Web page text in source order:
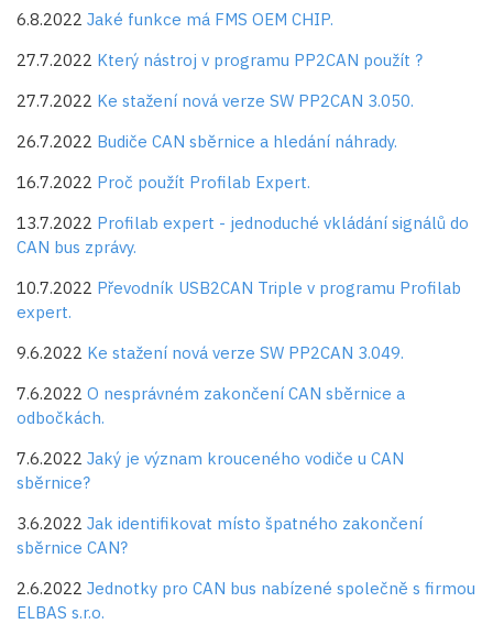
6.8.2022 Jaké funkce má FMS OEM CHIP.
27.7.2022 Který nástroj v programu PP2CAN použít ?
27.7.2022 Ke stažení nová verze SW PP2CAN 3.050.
26.7.2022 Budiče CAN sběrnice a hledání náhrady.
16.7.2022 Proč použít Profilab Expert.
13.7.2022 Profilab expert - jednoduché vkládání signálů do
CAN bus zprávy.
10.7.2022 Převodník USB2CAN Triple v programu Profilab
expert.
9.6.2022 Ke stažení nová verze SW PP2CAN 3.049.
7.6.2022 O nesprávném zakončení CAN sběrnice a
odbočkách.
7.6.2022 Jaký je význam krouceného vodiče u CAN
sběrnice?
3.6.2022 Jak identifikovat místo špatného zakončení
sběrnice CAN?
2.6.2022 Jednotky pro CAN bus nabízené společně s firmou
ELBAS s.r.o.